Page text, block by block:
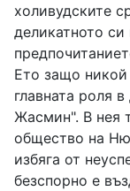
холивудските
деликатното си
Ето защо никой
главната роля
Жасмин". В нея
общество на
избяга от
безспорно е